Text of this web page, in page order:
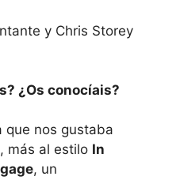
y Chris Storey
¿Os conocíais?
que nos gustaba
, más al estilo In
, un